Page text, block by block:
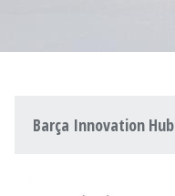
Barça Innovation Hub